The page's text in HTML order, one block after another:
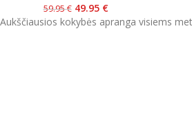
59.95€ 49.95 €
Aukščiausios kokybės apranga visiems